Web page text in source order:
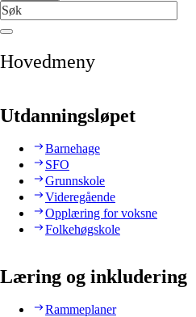
Hovedmeny
Utdanningsløpet
Barnehage
SFO
Grunnskole
Videregående
Opplæring for voksne
Folkehøgskole
Læring og inkludering
Rammeplaner